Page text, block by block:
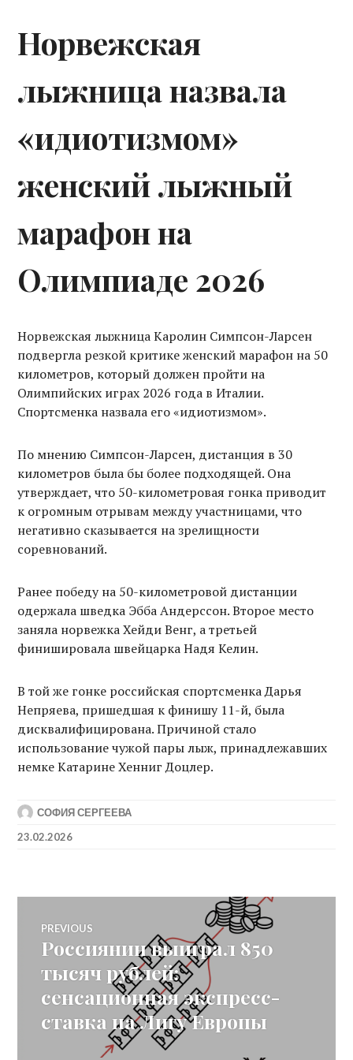
Норвежская
лыжница назвала
«идиотизмом»
женский лыжный
марафон на
Олимпиаде 2026
Норвежская лыжница Каролин Симпсон-Ларсен
подвергла резкой критике женский марафон на 50
километров, который должен пройти на
Олимпийских играх 2026 года в Италии.
Спортсменка назвала его «идиотизмом».
По мнению Симпсон-Ларсен, дистанция в 30
километров была бы более подходящей. Она
утверждает, что 50-километровая гонка приводит
к огромным отрывам между участницами, что
негативно сказывается на зрелищности
соревнований.
Ранее победу на 50-километровой дистанции
одержала шведка Эбба Андерссон. Второе место
заняла норвежка Хейди Венг, а третьей
финишировала швейцарка Надя Келин.
В той же гонке российская спортсменка Дарья
Непряева, пришедшая к финишу 11-й, была
дисквалифицирована. Причиной стало
использование чужой пары лыж, принадлежавших
немке Катарине Хенниг Доцлер.
СОФИЯ СЕРГЕЕВА
23.02.2026
Post
navigation
PREVIOUS
Previous
Россиянин выиграл 850
тысяч рублей:
сенсационная экспресс-
ставка на Лигу Европы